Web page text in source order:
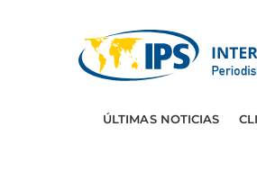
ÚLTIMAS NOTICIAS